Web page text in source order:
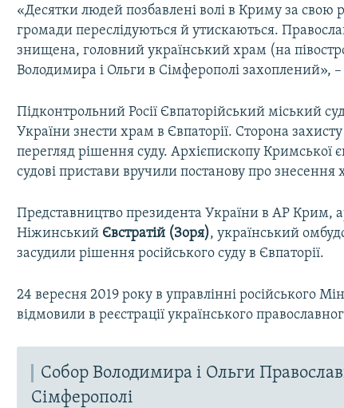
«Десятки людей позбавлені волі в Криму за свою
громади переслідуються й утискаються.
знищена, головний український храм (на
Володимира і Ольги в Сімферополі захоплений»,
Підконтрольний Росії Євпаторійський міський
України знести храм в Євпаторії. Сторона
перегляд рішення суду. Архієпископу Кримської
судові пристави вручили постанову про знесення
Представництво президента України в АР Крим,
Ніжинський Євстратій (Зоря), український
засудили рішення російського суду в Євпаторії.
24 вересня 2019 року в управлінні російського
відмовили в реєстрації українського
Собор Володимира і Ольги
Сімферополі